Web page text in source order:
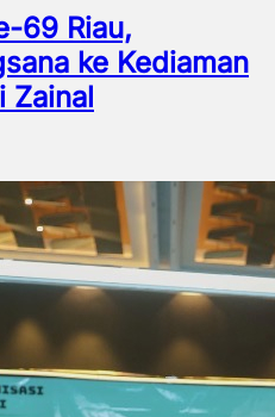
69 Riau,
ke Kediaman
Zainal